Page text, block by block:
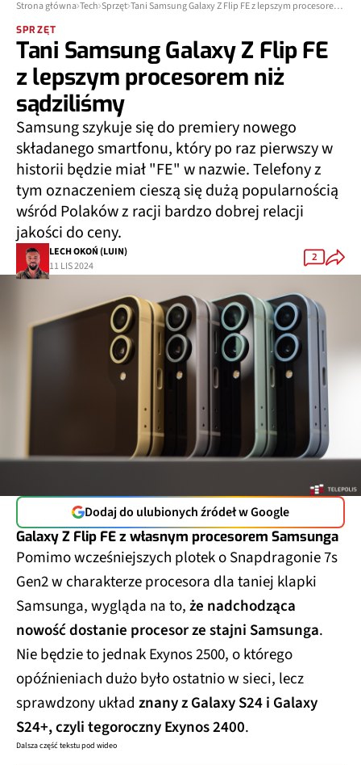
Strona główna Tech Sprzęt Tani Samsung Galaxy Z Flip FE z lepszym procesorem niż sądziliśmy
SPRZĘT
Tani Samsung Galaxy Z Flip FE
z lepszym procesorem niż
sądziliśmy
Samsung szykuje się do premiery nowego
składanego smartfonu, który po raz pierwszy w
historii będzie miał "FE" w nazwie. Telefony z
tym oznaczeniem cieszą się dużą popularnością
wśród Polaków z racji bardzo dobrej relacji
jakości do ceny.
LECH OKOŃ (LUIN)
11 LIS 2024
2
Dodaj do ulubionych źródeł w Google
Galaxy Z Flip FE z własnym procesorem Samsunga
Pomimo wcześniejszych plotek o Snapdragonie 7s
Gen2 w charakterze procesora dla taniej klapki
Samsunga, wygląda na to,że nadchodząca
nowość dostanie procesor ze stajni Samsunga.
Nie będzie to jednak Exynos 2500, o którego
opóźnieniach dużo było ostatnio w sieci, lecz
sprawdzony układ znany z Galaxy S24 i Galaxy
S24+, czyli tegoroczny Exynos 2400.
Dalsza część tekstu pod wideo